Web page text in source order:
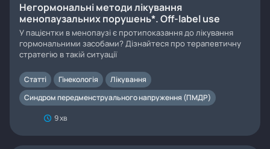
Негормональні методи лікування
менопаузальних порушень*. Off-label use
У пацієнтки в менопаузі є протипоказання до лікування
гормональними засобами? Дізнайтеся про терапевтичну
стратегію в такій ситуації
Статті Гінекологія
Лікування
Синдром передменструального напруження (ПМДР)
9 хв